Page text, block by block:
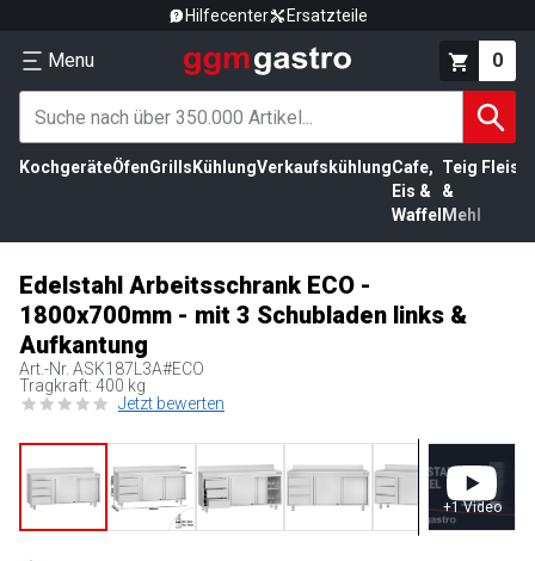
Hilfecenter Ersatzteile
Menu 0
KochgeräteÖfenGrills KühlungVerkaufskühlungCafe,
Eis &
Waffel
Teig
&
Mehl
Edelstahl Arbeitsschrank ECO -
1800x700mm - mit 3 Schubladen links &
Aufkantung
Art.-Nr. ASK187L3A#ECO
Tragkraft: 400 kg
Jetzt bewerten
+1 Video